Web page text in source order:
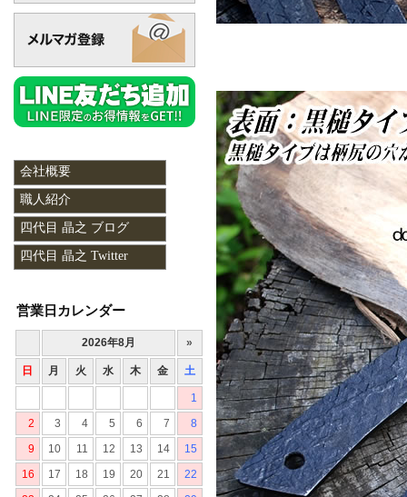
会社概要
職人紹介
四代目 晶之 ブログ
四代目 晶之 Twitter
営業日カレンダー